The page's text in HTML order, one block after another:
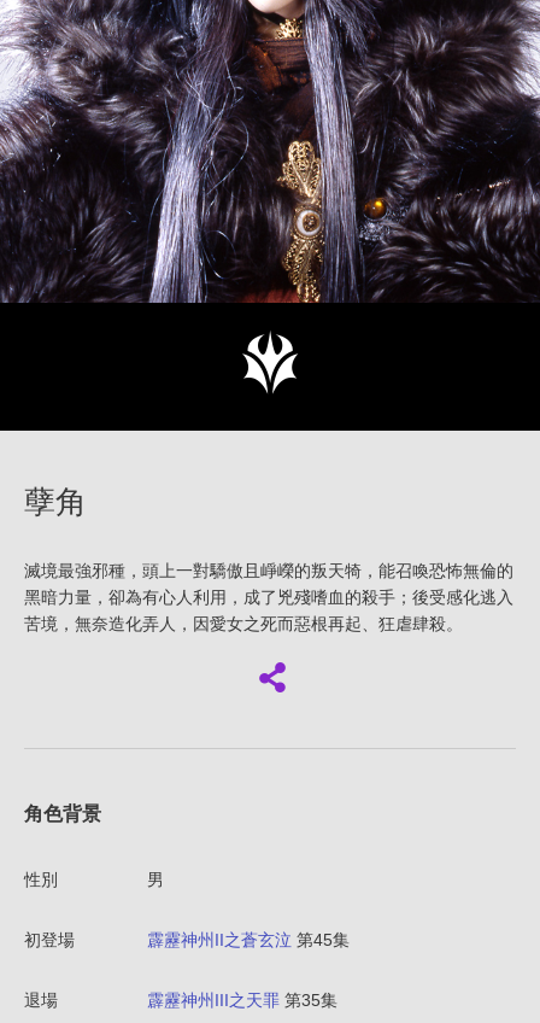
孽角
滅境最強邪種，頭上一對驕傲且崢嶸的叛天犄，能召喚恐怖無倫的
黑暗力量，卻為有心人利用，成了兇殘嗜血的殺手；後受感化逃入
苦境，無奈造化弄人，因愛女之死而惡根再起、狂虐肆殺。
角色背景
性別 男
初登場 霹靂神州II之蒼玄泣 第45集
退場 霹靂神州III之天罪 第35集